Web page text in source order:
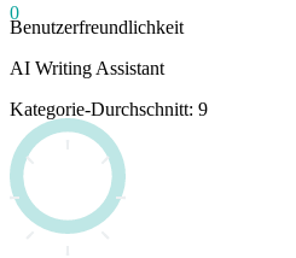
0
Benutzerfreundlichkeit
AI Writing Assistant
Kategorie-Durchschnitt: 9